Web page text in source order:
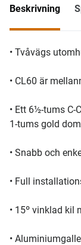
Beskrivning
• Tvåvägs
• CL60 är
• Ett 6½-tums
1-tums gold
• Snabb och
• Full
• 15º vinklad kil
•